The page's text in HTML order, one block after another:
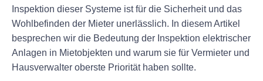
Inspektion dieser Systeme ist für die Sicherheit und das
Wohlbefinden der Mieter unerlässlich. In diesem Artikel
besprechen wir die Bedeutung der Inspektion elektrischer
Anlagen in Mietobjekten und warum sie für Vermieter und
Hausverwalter oberste Priorität haben sollte.